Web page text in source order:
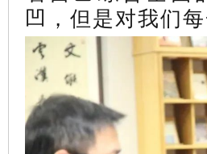
凹，但是对我们